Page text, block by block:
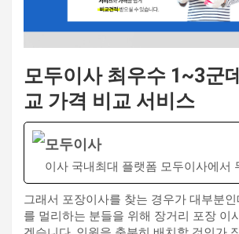
모두이사 최우수 1~3군
교 가격 비교 서비스
모두이사
이사 국내최대 플랫폼 모두이사에서
그래서 포장이사를 찾는 경우가 대부분
를 멀리하는 분들을 위해 장거리 포장 이